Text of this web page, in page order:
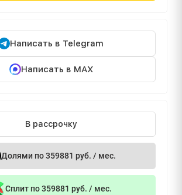
Написать в Telegram
Написать в MAX
В рассрочку
Долями по 359881 руб. / мес.
Сплит по 359881 руб. / мес.